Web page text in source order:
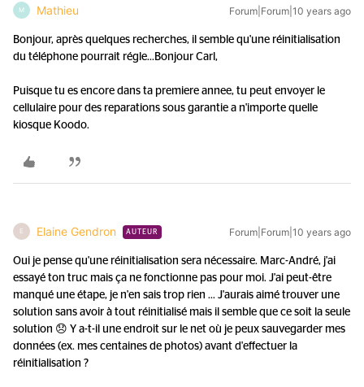
M Mathieu Forum|Forum|10 years ago
Bonjour, après quelques recherches, il semble qu'une réinitialisation
du téléphone pourrait régle...Bonjour Carl,
Puisque tu es encore dans ta premiere annee, tu peut envoyer le
cellulaire pour des reparations sous garantie a n'importe quelle
kiosque Koodo.
E Elaine Gendron AUTEUR Forum|Forum|10 years ago
Oui je pense qu'une réinitialisation sera nécessaire. Marc-André, j'ai
essayé ton truc mais ça ne fonctionne pas pour moi. J'ai peut-être
manqué une étape, je n'en sais trop rien ... J'aurais aimé trouver une
solution sans avoir à tout réinitialisé mais il semble que ce soit la seule
solution 😞 Y a-t-il une endroit sur le net où je peux sauvegarder mes
données (ex. mes centaines de photos) avant d'effectuer la
réinitialisation ?